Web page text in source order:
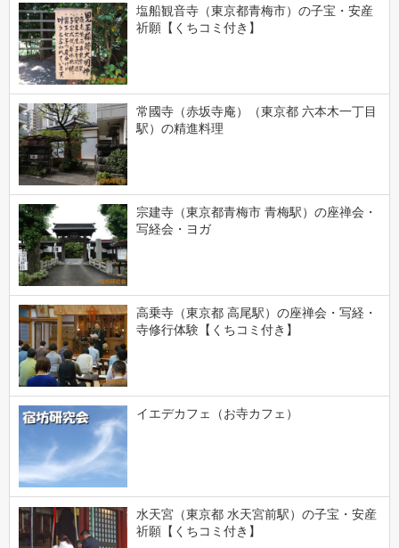
塩船観音寺（東京都青梅市）の子宝・安産
祈願【くちコミ付き】
常國寺（赤坂寺庵）（東京都 六本木一丁目
駅）の精進料理
宗建寺（東京都青梅市 青梅駅）の座禅会・
写経会・ヨガ
高乗寺（東京都 高尾駅）の座禅会・写経・
寺修行体験【くちコミ付き】
イエデカフェ（お寺カフェ）
水天宮（東京都 水天宮前駅）の子宝・安産
祈願【くちコミ付き】